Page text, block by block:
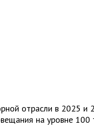
отрасли в 2025 и
на уровне